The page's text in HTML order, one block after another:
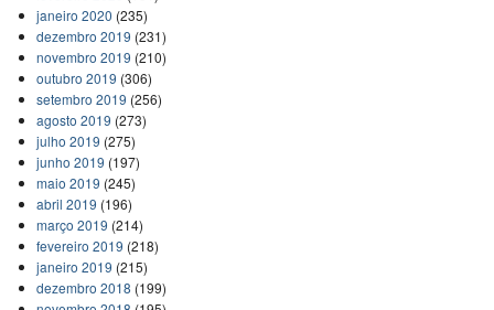
janeiro 2020 (235)
dezembro 2019 (231)
novembro 2019 (210)
outubro 2019 (306)
setembro 2019 (256)
agosto 2019 (273)
julho 2019 (275)
junho 2019 (197)
maio 2019 (245)
abril 2019 (196)
março 2019 (214)
fevereiro 2019 (218)
janeiro 2019 (215)
dezembro 2018 (199)